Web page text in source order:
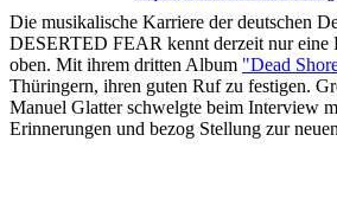
Die musikalische Karriere der deutschen
DESERTED FEAR kennt derzeit nur eine
oben. Mit ihrem dritten Album "Dead
Thüringern, ihren guten Ruf zu festigen.
Manuel Glatter schwelgte beim Interview
Erinnerungen und bezog Stellung zur